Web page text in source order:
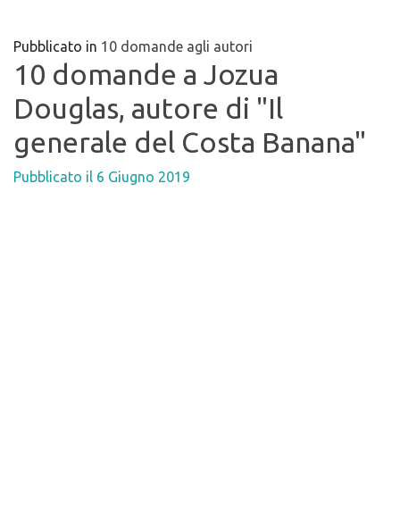
Pubblicato in 10 domande agli autori
10 domande a Jozua
Douglas, autore di "Il
generale del Costa Banana"
Pubblicato il 6 Giugno 2019